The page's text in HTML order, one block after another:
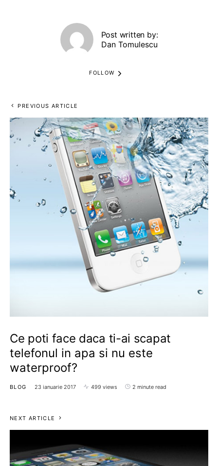
Post written by:
Dan Tomulescu
FOLLOW
PREVIOUS ARTICLE
Ce poti face daca ti-ai scapat
telefonul in apa si nu este
waterproof?
BLOG 23 ianuarie 2017 499 views 2 minute read
NEXT ARTICLE